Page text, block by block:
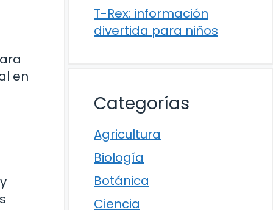
en
T-Rex: información
divertida para niños
Categorías
Agricultura
Biología
Botánica
Ciencia